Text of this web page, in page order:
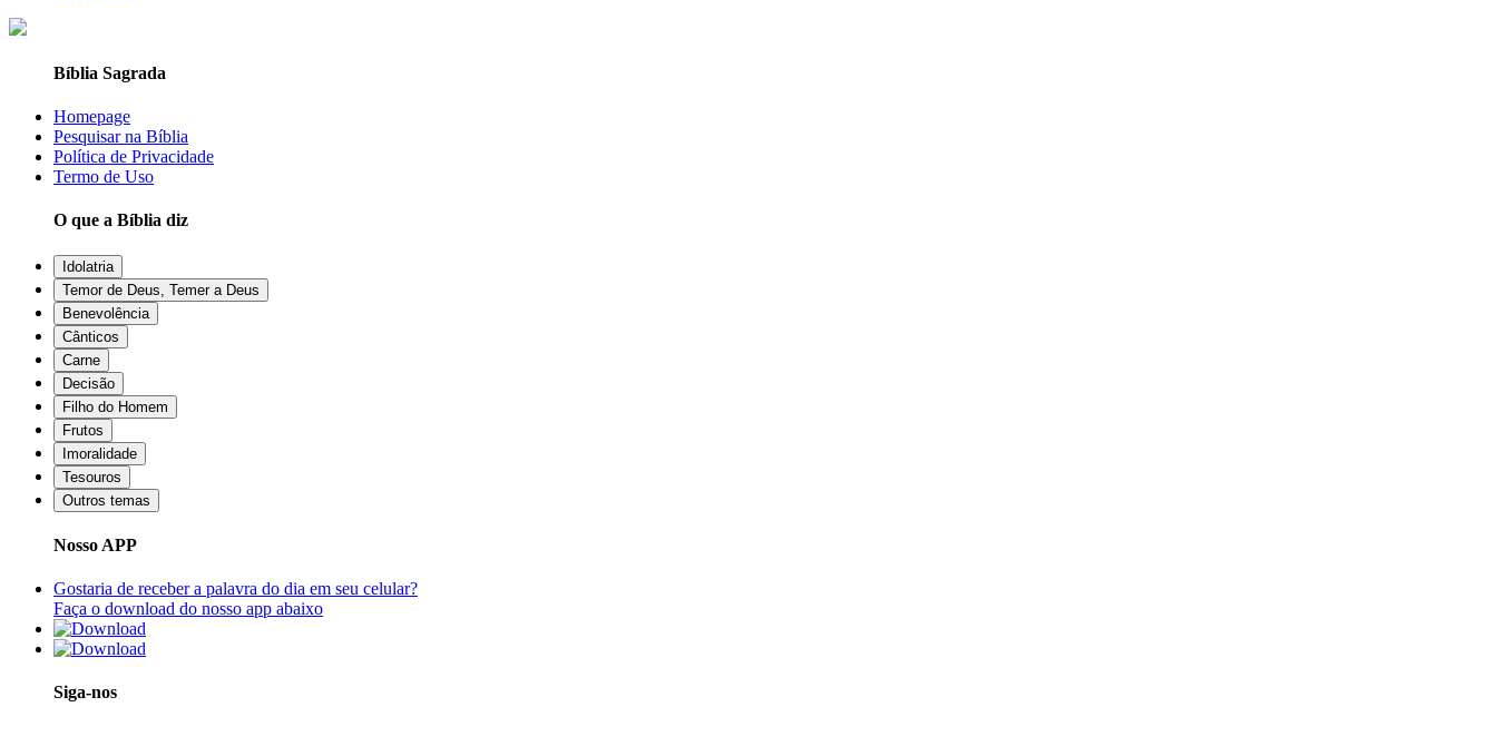
Bíblia Sagrada
Homepage
Pesquisar na Bíblia
Política de Privacidade
Termo de Uso
O que a Bíblia diz
Idolatria
Temor de Deus, Temer a Deus
Benevolência
Cânticos
Carne
Decisão
Filho do Homem
Frutos
Imoralidade
Tesouros
Outros temas
Nosso APP
Gostaria de receber a palavra do dia em seu celular?
Faça o download do nosso app abaixo
Siga-nos